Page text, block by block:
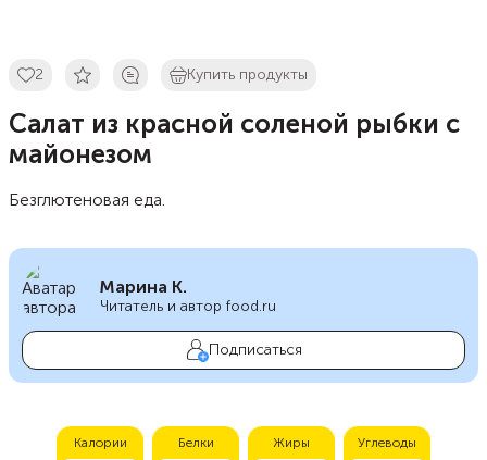
2 Купить продукты
Салат из красной соленой рыбки с
майонезом
Безглютеновая еда.
Марина К.
Читатель и автор food.ru
Подписаться
Калории Белки Жиры Углеводы